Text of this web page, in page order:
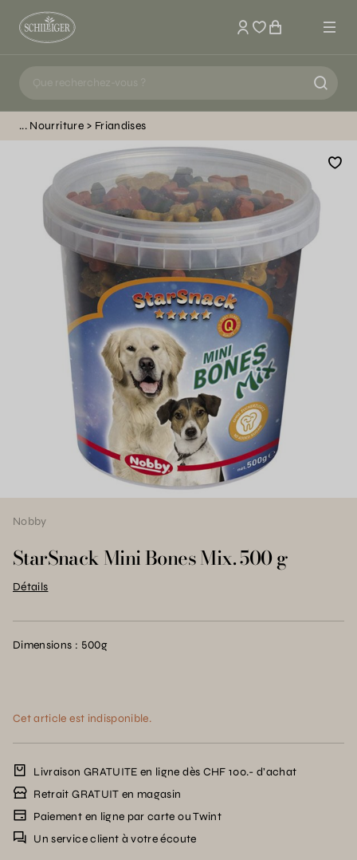
Mon compte
Nourriture Friandises
Nobby
StarSnack Mini Bones Mix. 500 g
Détails
Dimensions : 500g
Cet article est indisponible.
Livraison GRATUITE en ligne dès CHF 100.- d’achat
Retrait GRATUIT en magasin
Paiement en ligne par carte ou Twint
Un service client à votre écoute